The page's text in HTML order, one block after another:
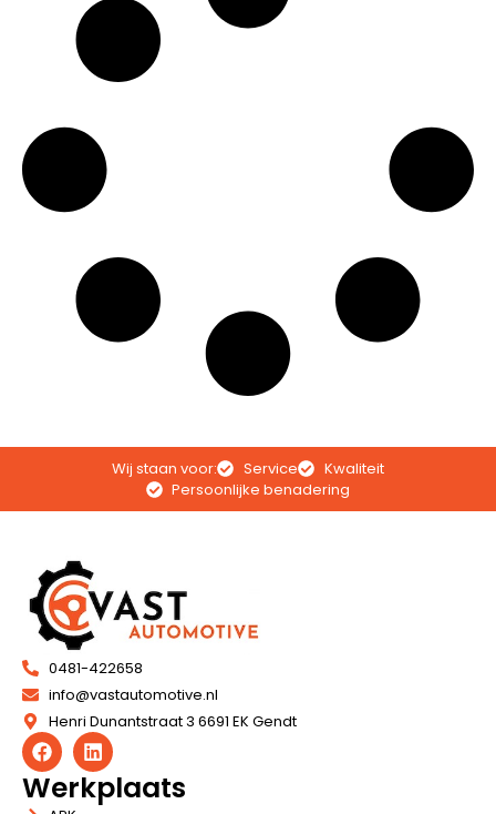
Wij staan voor: Service
Kwaliteit
Persoonlijke benadering
0481-422658
info@vastautomotive.nl
Henri Dunantstraat 3 6691 EK Gendt
Werkplaats